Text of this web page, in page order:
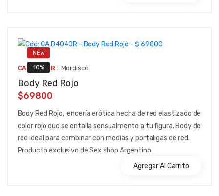
NEW
10%
CA B4040R :: Mordisco
Body Red Rojo
$69800
Body Red Rojo, lencería erótica hecha de red elastizado de
color rojo que se entalla sensualmente a tu figura. Body de
red ideal para combinar con medias y portaligas de red.
Producto exclusivo de Sex shop Argentino.
Agregar Al Carrito